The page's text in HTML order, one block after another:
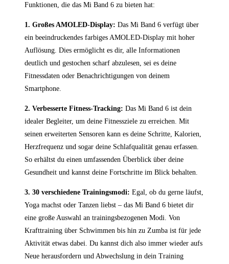
Funktionen, die das Mi Band 6 zu⁢ bieten⁤ hat:
1. ‌Großes ​AMOLED-Display: Das⁣ Mi Band 6 verfügt über
⁢ein beeindruckendes farbiges AMOLED-Display ​mit hoher⁤
Auflösung. Dies ermöglicht es ‌dir,‍ alle ​Informationen
deutlich und gestochen scharf abzulesen,‍ sei es deine
Fitnessdaten oder Benachrichtigungen von‍ deinem
Smartphone.
2.⁣ Verbesserte Fitness-Tracking: Das Mi ​Band ⁣6 ist ‍dein
idealer Begleiter, um deine⁤ Fitnessziele zu erreichen. Mit‌
seinen erweiterten⁤ Sensoren kann​ es⁢ deine Schritte, Kalorien,
Herzfrequenz⁤ und sogar ⁢deine ⁢Schlafqualität genau erfassen.
So⁢ erhältst du ​einen umfassenden Überblick über deine
Gesundheit und kannst deine⁢ Fortschritte im Blick behalten.
3. ‌30 verschiedene​ Trainingsmodi: Egal, ob⁤ du gerne läufst,
Yoga machst oder Tanzen liebst – das Mi⁣ Band 6 ​bietet dir
eine⁤ große ⁢Auswahl an trainingsbezogenen Modi. Von
Krafttraining über Schwimmen bis hin zu ‍Zumba ist für jede
Aktivität etwas dabei. Du kannst dich also immer wieder aufs
‌Neue herausfordern⁣ und Abwechslung in ⁢dein ‍Training